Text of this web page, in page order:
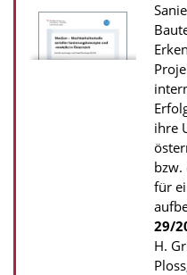
u
r
P
u
b
l
i
k
a
t
i
ihre
bzw.
für
29/
H.